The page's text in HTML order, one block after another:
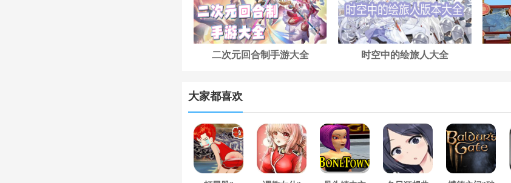
二次元回合制手游大全 时空中的绘旅人大全
大家都喜欢